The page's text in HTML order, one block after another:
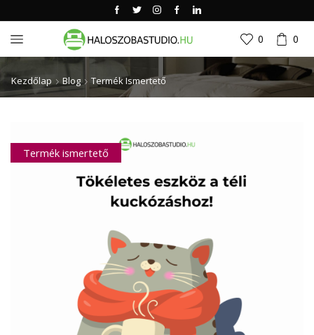
0 0
Kezdőlap Blog Termék Ismertető
Termék ismertető